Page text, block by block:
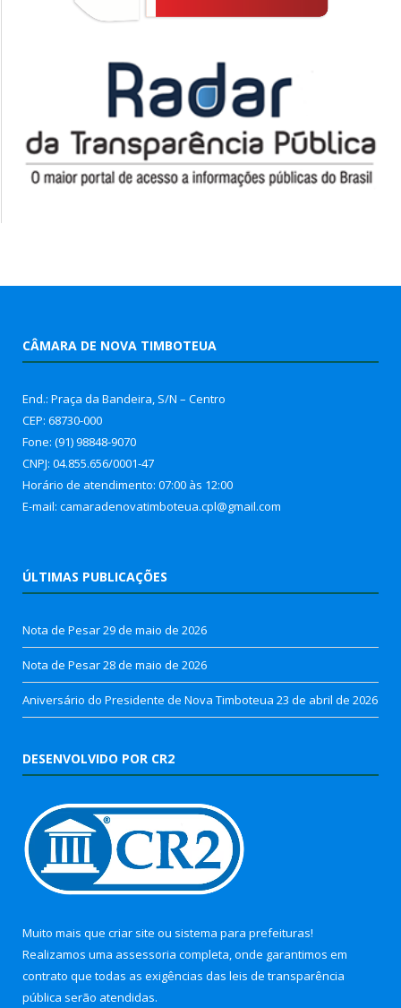
CÂMARA DE NOVA TIMBOTEUA
End.: Praça da Bandeira, S/N – Centro
CEP: 68730-000
Fone: (91) 98848-9070
CNPJ: 04.855.656/0001-47
Horário de atendimento: 07:00 às 12:00
E-mail: camaradenovatimboteua.cpl@gmail.com
ÚLTIMAS PUBLICAÇÕES
Nota de Pesar29 de maio de 2026
Nota de Pesar28 de maio de 2026
Aniversário do Presidente de Nova Timboteua 23 de abril de 2026
DESENVOLVIDO POR CR2
Muito mais que criar site ou sistema para prefeituras!
Realizamos uma assessoria completa, onde garantimos em
contrato que todas as exigências das leis de transparência
pública serão atendidas.